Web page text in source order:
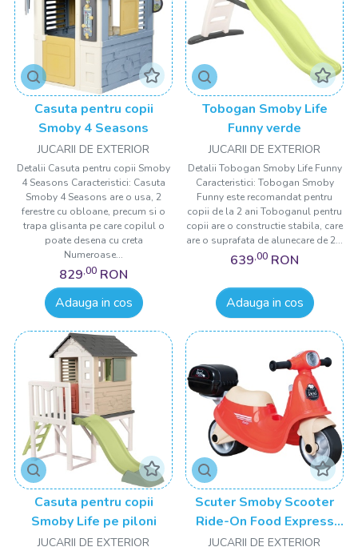
Casuta pentru copii
Smoby 4 Seasons
JUCARII DE EXTERIOR
Detalii Casuta pentru copii Smoby
4 Seasons Caracteristici: Casuta
Smoby 4 Seasons are o usa, 2
ferestre cu obloane, precum si o
trapa glisanta pe care copilul o
poate desena cu creta
Numeroase...
829,00 RON
Adauga in cos
Tobogan Smoby Life
Funny verde
JUCARII DE EXTERIOR
Detalii Tobogan Smoby Life Funny
Caracteristici: Tobogan Smoby
Funny este recomandat pentru
copii de la 2 ani Toboganul pentru
copii are o constructie stabila, care
are o suprafata de alunecare de 2...
639,00 RON
Adauga in cos
Casuta pentru copii
Smoby Life pe piloni
JUCARII DE EXTERIOR
Scuter Smoby Scooter
Ride-On Food Express
rosu
JUCARII DE EXTERIOR